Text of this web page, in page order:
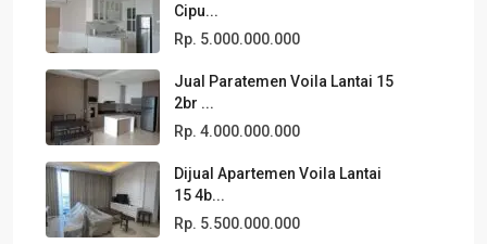
Cipu...
Rp. 5.000.000.000
Jual Paratemen Voila Lantai 15
2br ...
Rp. 4.000.000.000
Dijual Apartemen Voila Lantai
15 4b...
Rp. 5.500.000.000